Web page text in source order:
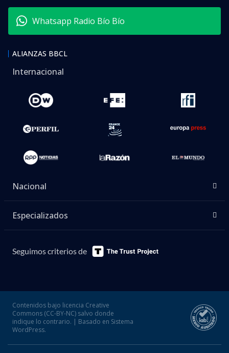
Whatsapp Radio Bío Bío
ALIANZAS BBCL
Internacional
Nacional
Especializados
Seguimos criterios de
Contenidos bajo licencia Creative
Commons (CC-BY-NC) salvo donde
indique lo contrario. | Basado en Sistema
WordPress.